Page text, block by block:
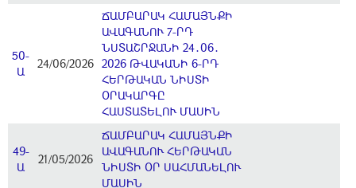
50-
Ա
24/06/2026
ՃԱՄԲԱՐԱԿ ՀԱՄԱՅՆՔԻ
ԱՎԱԳԱՆՈՒ 7-ՐԴ
ՆՍՏԱՇՐՋԱՆԻ 24․06․
2026 ԹՎԱԿԱՆԻ 6-ՐԴ
ՀԵՐԹԱԿԱՆ ՆԻՍՏԻ
ՕՐԱԿԱՐԳԸ
ՀԱՍՏԱՏԵԼՈՒ ՄԱՍԻՆ
49-
Ա
21/05/2026
ՃԱՄԲԱՐԱԿ ՀԱՄԱՅՆՔԻ
ԱՎԱԳԱՆՈՒ ՀԵՐԹԱԿԱՆ
ՆԻՍՏԻ ՕՐ ՍԱՀՄԱՆԵԼՈՒ
ՄԱՍԻՆ